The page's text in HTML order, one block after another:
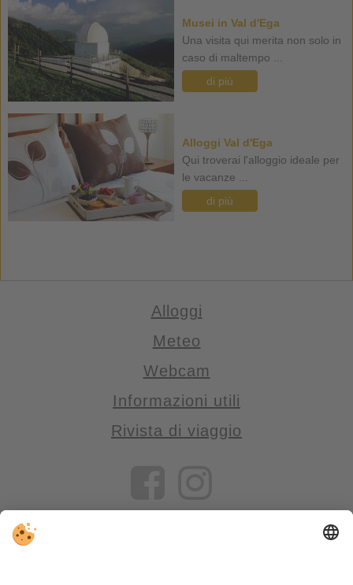
Musei in Val d'Ega
Una visita qui merita non solo in
caso di maltempo ...
di più
Alloggi Val d'Ega
Qui troverai l'alloggio ideale per
le vacanze ...
di più
Alloggi
Meteo
Webcam
Informazioni utili
Rivista di viaggio